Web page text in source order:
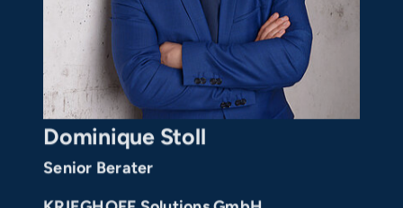
Dominique Stoll
Senior Berater
KRIEGHOFF Solutions GmbH